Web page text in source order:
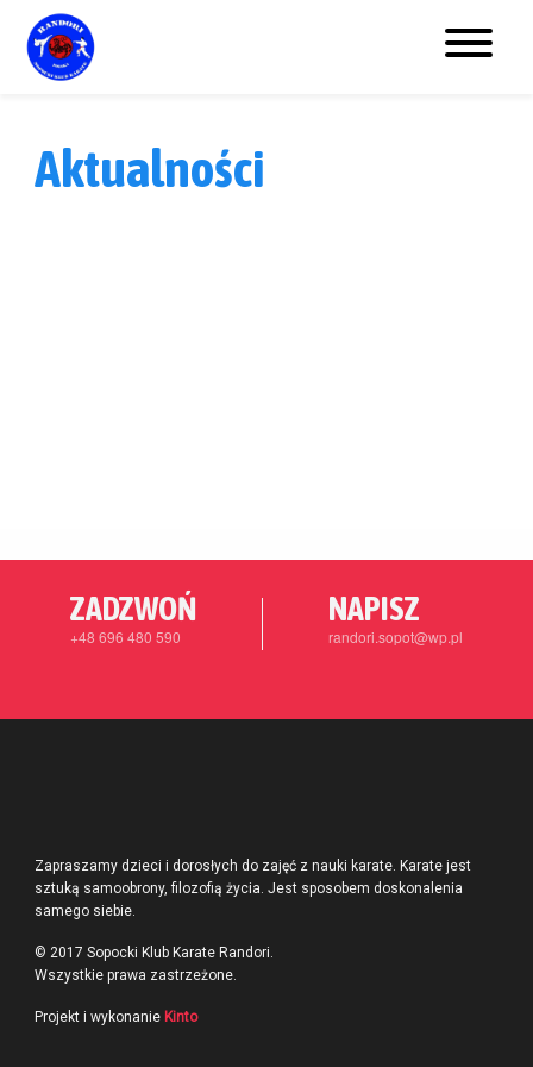
Aktualności
ZADZWOŃ
+48 696 480 590
NAPISZ
randori.sopot@wp.pl
Zapraszamy dzieci i dorosłych do zajęć z nauki karate. Karate jest
sztuką samoobrony, filozofią życia. Jest sposobem doskonalenia
samego siebie.
© 2017 Sopocki Klub Karate Randori.
Wszystkie prawa zastrzeżone.
Projekt i wykonanie Kinto